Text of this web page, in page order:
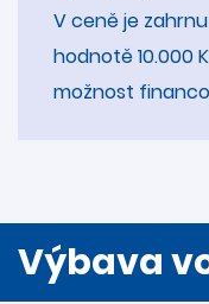
V ceně je
hodnotě 10.000
možnost
Výbava